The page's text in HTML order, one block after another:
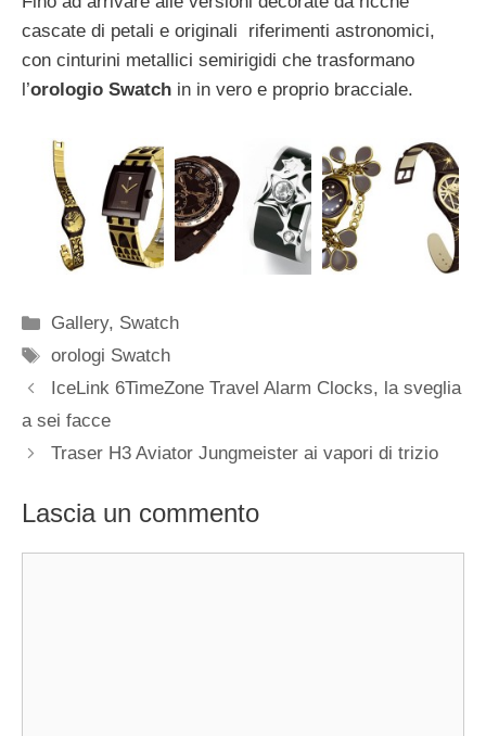
cascate di petali e originali riferimenti astronomici,
con cinturini metallici semirigidi che trasformano
l’orologio Swatch in in vero e proprio bracciale.
Categorie
Gallery, Swatch
Tag
orologi Swatch
Navigazione
articolo
IceLink 6TimeZone Travel Alarm Clocks, la sveglia
a sei facce
Traser H3 Aviator Jungmeister ai vapori di trizio
Lascia un commento